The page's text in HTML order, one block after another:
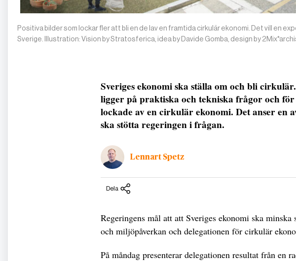
Positiva bilder som lockar fler att bli en de lav en framtida cirkulär ekonomi. Det vill en
Sverige. Illustration: Vision by Stratosferica, idea by Davide Gomba, design by
Sveriges ekonomi ska ställa om och bli
ligger på praktiska och tekniska frågor och
lockade av en cirkulär ekonomi. Det anser en
ska stötta regeringen i frågan.
Lennart Spetz
Dela
Regeringens mål att att Sveriges ekonomi ska minska
och miljöpåverkan och delegationen för cirkulär
På måndag presenterar delegationen resultat från en